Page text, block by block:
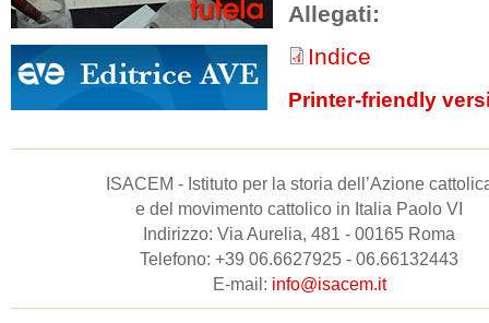
Allegati:
Indice
Printer-friendly
ISACEM - Istituto per la storia dell’Azione
e del movimento cattolico in Italia Paolo VI
Indirizzo: Via Aurelia, 481 - 00165 Roma
Telefono: +39 06.6627925 - 06.66132443
E-mail: info@isacem.it